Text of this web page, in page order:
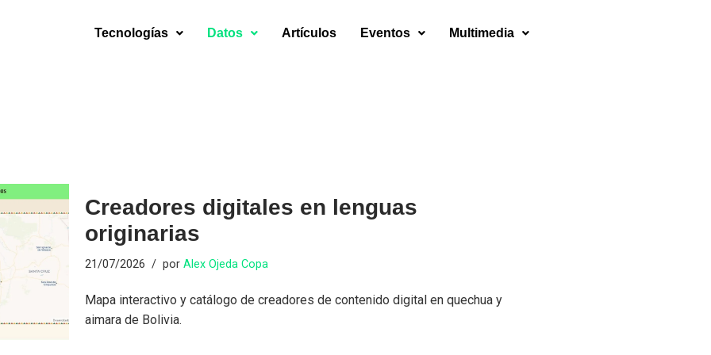
Tecnologías Datos Artículos Eventos Multimedia
Creadores digitales en lenguas
originarias
21/07/2026 porAlex Ojeda Copa
Mapa interactivo y catálogo de creadores de contenido digital en quechua y
aimara de Bolivia.